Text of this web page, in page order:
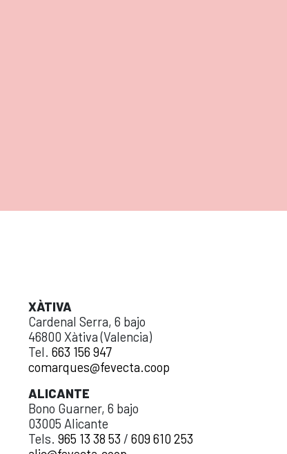
XÀTIVA
Cardenal Serra, 6 bajo
46800 Xàtiva (Valencia)
Tel. 663 156 947
comarques@fevecta.coop
ALICANTE
Bono Guarner, 6 bajo
03005 Alicante
Tels. 965 13 38 53 / 609 610 253